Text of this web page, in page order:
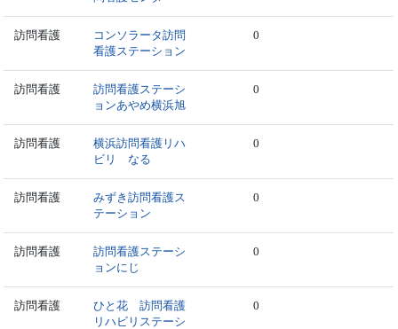
訪問看護
コンソラータ訪問
看護ステーション
0
訪問看護
訪問看護ステーシ
ョンあやめ横浜旭
0
訪問看護
横浜訪問看護リハ
ビリ なる
0
訪問看護
みずき訪問看護ス
テーション
0
訪問看護
訪問看護ステーシ
ョンにじ
0
訪問看護
ひと花 訪問看護
リハビリステーシ
0